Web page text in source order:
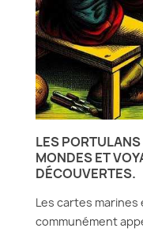
LES
MONDES ET
DÉCOUVERTES.
Les cartes marines
communément